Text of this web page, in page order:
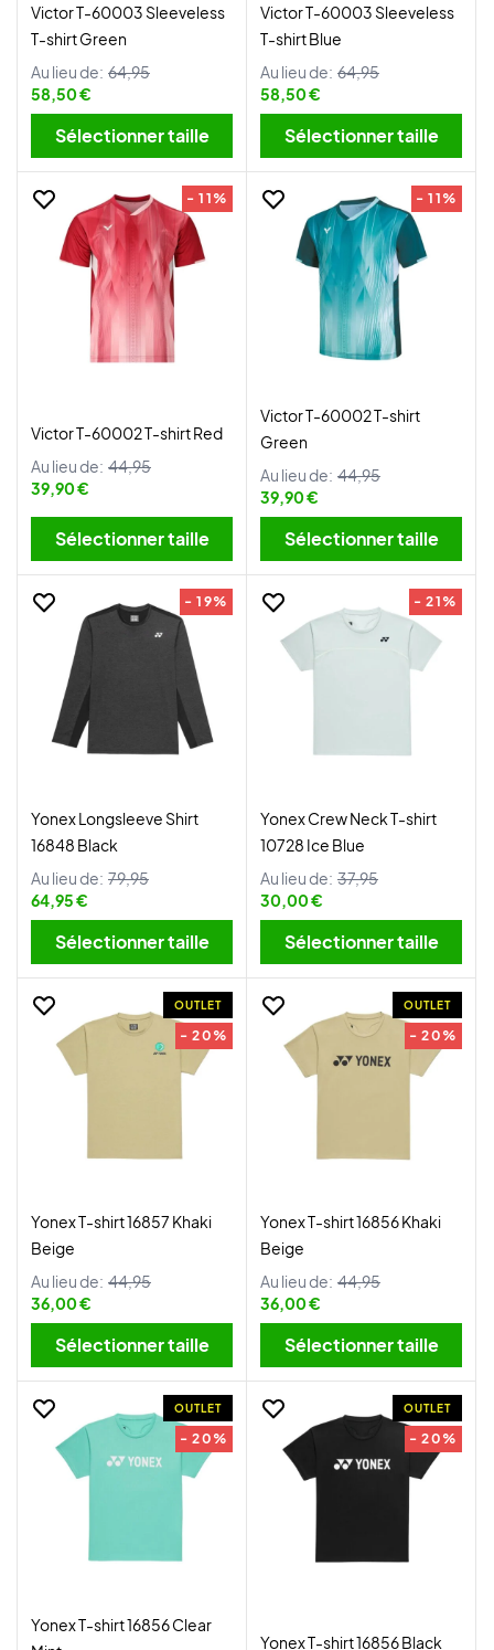
Victor T-60003 Sleeveless
T-shirt Green
Au lieu de: 64,95
58,50 €
Sélectionner taille
Victor T-60003 Sleeveless
T-shirt Blue
Au lieu de: 64,95
58,50 €
Sélectionner taille
- 11%
Victor T-60002 T-shirt Red
Au lieu de: 44,95
39,90 €
Sélectionner taille
- 11%
Victor T-60002 T-shirt
Green
Au lieu de: 44,95
39,90 €
Sélectionner taille
- 19%
Yonex Longsleeve Shirt
16848 Black
Au lieu de: 79,95
64,95 €
Sélectionner taille
- 21%
Yonex Crew Neck T-shirt
10728 Ice Blue
Au lieu de: 37,95
30,00 €
Sélectionner taille
OUTLET
- 20%
Yonex T-shirt 16857 Khaki
Beige
Au lieu de: 44,95
36,00 €
Sélectionner taille
OUTLET
- 20%
Yonex T-shirt 16856 Khaki
Beige
Au lieu de: 44,95
36,00 €
Sélectionner taille
OUTLET
- 20%
Yonex T-shirt 16856 Clear
OUTLET
- 20%
Yonex T-shirt 16856 Black